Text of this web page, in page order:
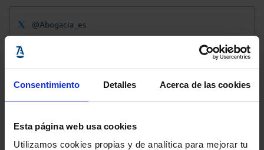
Consentimiento Detalles Acerca de las cookies
Esta página web usa cookies
Utilizamos cookies propias y de analítica para mejorar tu
@Abogacia_es